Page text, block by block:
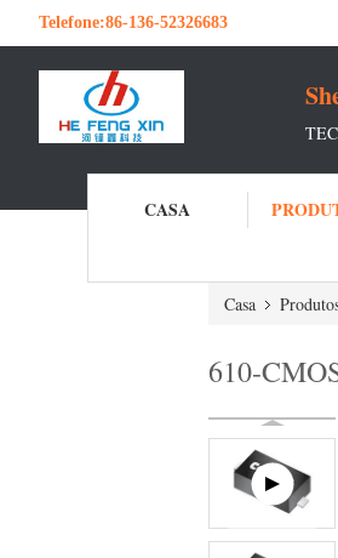
Telefone:86-136-52326683
CASA
Casa
610-